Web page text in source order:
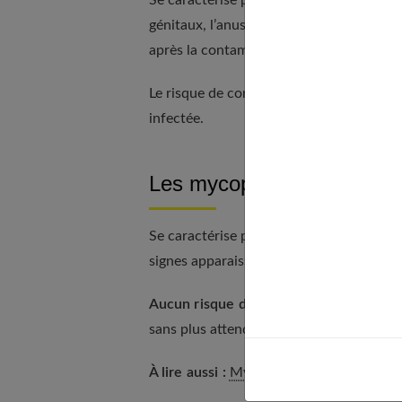
génitaux, l’anus ou la bouche.
après la contamination.
Le risque de complications si l’infection
infectée.
Les mycoplasmes et la
Se caractérise par
signes apparaissent à partir d’une
Aucun risque de complication grave
sans plus attendre afin de ne pas
À lire aussi : Mycoses : dossier complet